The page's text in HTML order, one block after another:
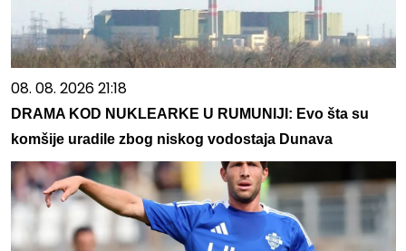
08. 08. 2026 21:18
DRAMA KOD NUKLEARKE U RUMUNIJI: Evo šta su
komšije uradile zbog niskog vodostaja Dunava